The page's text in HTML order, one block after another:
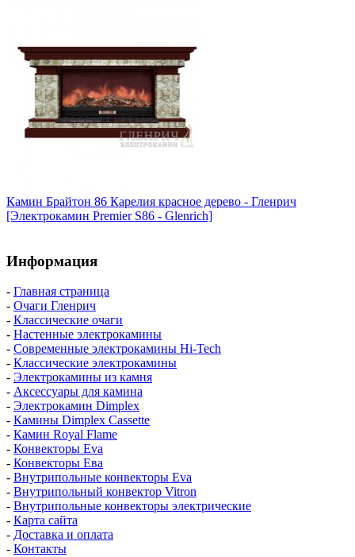
Камин Брайтон 86 Карелия красное дерево - Гленрич
[Электрокамин Premier S86 - Glenrich]
Информация
- Главная страница
- Очаги Гленрич
- Классические очаги
- Настенные электрокамины
- Современные электрокамины Hi-Tech
- Классические электрокамины
- Электрокамины из камня
- Аксессуары для камина
- Электрокамин Dimplex
- Камины Dimplex Cassette
- Камин Royal Flame
- Конвекторы Eva
- Конвекторы Ева
- Внутрипольные конвекторы Eva
- Внутрипольный конвектор Vitron
- Внутрипольные конвекторы электрические
- Карта сайта
- Доставка и оплата
- Контакты